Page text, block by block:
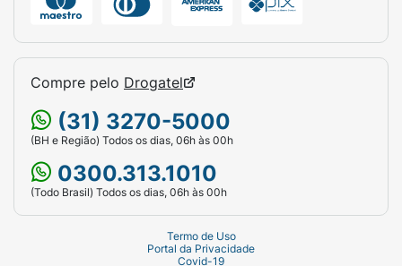
Compre pelo Drogatel
(31) 3270-5000
(BH e Região) Todos os dias, 06h às 00h
0300.313.1010
(Todo Brasil) Todos os dias, 06h às 00h
Termo de Uso
Portal da Privacidade
Covid-19